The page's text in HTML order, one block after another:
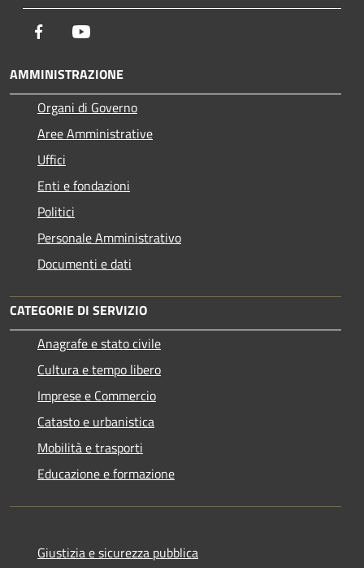
Facebook
AMMINISTRAZIONE
Organi di Governo
Aree Amministrative
Uffici
Enti e fondazioni
Politici
Personale Amministrativo
Documenti e dati
CATEGORIE DI SERVIZIO
Anagrafe e stato civile
Cultura e tempo libero
Imprese e Commercio
Catasto e urbanistica
Mobilità e trasporti
Educazione e formazione
Giustizia e sicurezza pubblica